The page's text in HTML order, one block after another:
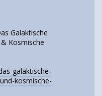
Galaktische
Kosmische
galaktische-
kosmische-